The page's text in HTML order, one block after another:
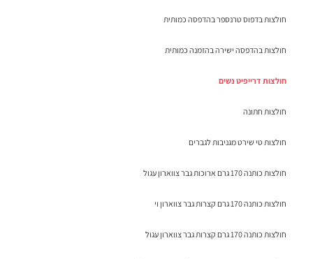
חולצות בדפוס טרנספר בהדפסה כמותית
חולצות בהדפסה ישירה בהזמנה כמותית
חולצות דרייפיט נשים
חולצות חתונה
חולצות טי שירט מגניבות לגברים
חולצות כותנה 170 גרם ארוכות גבר צווארון עגול
חולצות כותנה 170 גרם קצרות גבר צווארון וי
חולצות כותנה 170 גרם קצרות גבר צווארון עגול